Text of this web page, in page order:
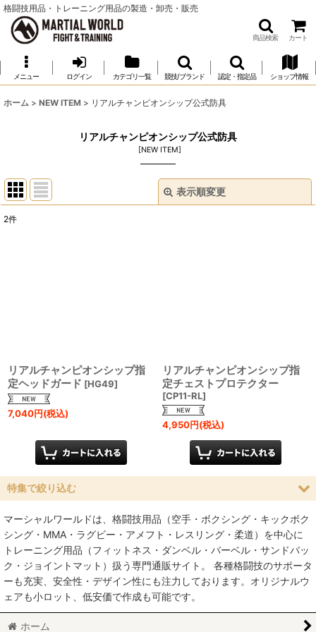
格闘技用品・トレーニング用品の製造・卸売・販売
商品検索 カート
メニュー ログイン カテゴリ一覧 競技/ブランド 認定・指定品 ショップ情報
ホーム > NEW ITEM > リアルチャンピオンシップ公式防具
リアルチャンピオンシップ公式防具
[NEW ITEM]
表示順変更
2件
リアルチャンピオンシップ指
定ヘッドガード [HG49]
7,040円(税込)
リアルチャンピオンシップ指
定チェストプロテクター
[CP11-RL]
4,950円(税込)
特集で絞り込む
空手
MMA総合格闘技
柔術
柔道
マーシャルワールドは、格闘技用品（空手・ボクシング・キックボク
シング・MMA・ラグビー・アメフト・レスリング・柔道）を中心に
トレーニング用品（フィットネス・ダンベル・バーベル・サンドバッ
ク・ジョイントマット）扱う専門通販サイト。 各種格闘技のサポータ
ーも充実、安全性・デザイン性にも注力しております。オリジナルウ
ェアも小ロット、低安価で作成も可能です。
ホーム